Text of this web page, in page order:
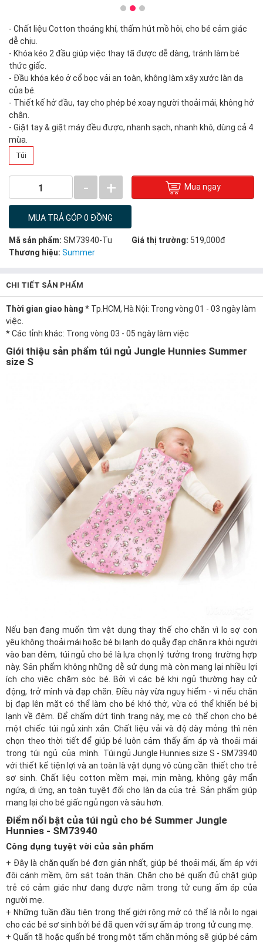
- Chất liệu Cotton thoáng khí, thấm hút mồ hôi, cho bé cảm giác
dễ chịu.
- Khóa kéo 2 đầu giúp việc thay tã được dễ dàng, tránh làm bé
thức giấc.
- Đầu khóa kéo ở cổ bọc vải an toàn, không làm xây xước làn da
của bé.
- Thiết kế hở đầu, tay cho phép bé xoay người thoải mái, không hở
chân.
- Giặt tay & giặt máy đều được, nhanh sạch, nhanh khô, dùng cả 4
mùa.
Túi
1 - + Mua ngay
MUA TRẢ GÓP 0 ĐỒNG
Mã sản phẩm: SM73940-Tu Giá thị trường: 519,000đ
Thương hiệu: Summer
CHI TIẾT SẢN PHẨM
Thời gian giao hàng * Tp.HCM, Hà Nội: Trong vòng 01 - 03 ngày làm
việc.
* Các tỉnh khác: Trong vòng 03 - 05 ngày làm việc
Giới thiệu sản phẩm túi ngủ Jungle Hunnies Summer
size S
Nếu bạn đang muốn tìm vật dụng thay thế cho chăn vì lo sợ con
yêu không thoải mái hoặc bé bị lạnh do quẫy đạp chăn ra khỏi người
vào ban đêm, túi ngủ cho bé là lựa chọn lý tưởng trong trường hợp
này. Sản phẩm không những dễ sử dụng mà còn mang lại nhiều lợi
ích cho việc chăm sóc bé. Bởi vì các bé khi ngủ thường hay cử
động, trở mình và đạp chăn. Điều này vừa nguy hiểm - vì nếu chăn
bị đạp lên mặt có thể làm cho bé khó thở, vừa có thể khiến bé bị
lạnh về đêm. Để chấm dứt tình trạng này, mẹ có thể chọn cho bé
một chiếc túi ngủ xinh xắn. Chất liệu vải và độ dày mỏng thì nên
chọn theo thời tiết để giúp bé luôn cảm thấy ấm áp và thoải mái
trong túi ngủ của mình. Túi ngủ Jungle Hunnies size S - SM73940
với thiết kế tiện lợi và an toàn là vật dụng vô cùng cần thiết cho trẻ
sơ sinh. Chất liệu cotton mềm mại, mịn màng, không gây mẩn
ngứa, dị ứng, an toàn tuyệt đối cho làn da của trẻ. Sản phẩm giúp
mang lại cho bé giấc ngủ ngon và sâu hơn.
Điểm nổi bật của túi ngủ cho bé Summer Jungle
Hunnies - SM73940
Công dụng tuyệt vời của sản phẩm
+ Đây là chăn quấn bé đơn giản nhất, giúp bé thoải mái, ấm áp với
đôi cánh mềm, ôm sát toàn thân. Chăn cho bé quấn đủ chặt giúp
trẻ có cảm giác như đang được nằm trong tử cung ấm áp của
người mẹ.
+ Những tuần đầu tiên trong thế giới rộng mở có thể là nỗi lo ngại
cho các bé sơ sinh bởi bé đã quen với sự ấm áp trong tử cung mẹ.
+ Quấn tã hoặc quấn bé trong một tấm chăn mỏng sẽ giúp bé cảm